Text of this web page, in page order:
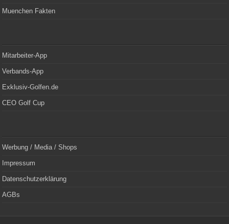
Muenchen Fakten
Mitarbeiter-App
Verbands-App
Exklusiv-Golfen.de
CEO Golf Cup
Werbung / Media / Shops
Impressum
Datenschutzerklärung
AGBs